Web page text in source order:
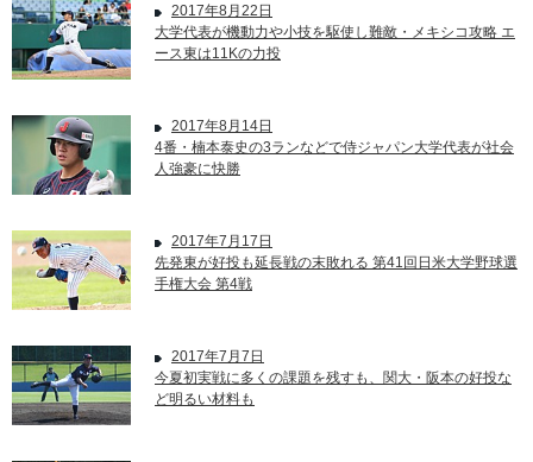
2017年8月22日
大学代表が機動力や小技を駆使し難敵・メキシコ攻略 エ
ース東は11Kの力投
2017年8月14日
4番・楠本泰史の3ランなどで侍ジャパン大学代表が社会
人強豪に快勝
2017年7月17日
先発東が好投も延長戦の末敗れる 第41回日米大学野球選
手権大会 第4戦
2017年7月7日
今夏初実戦に多くの課題を残すも、関大・阪本の好投な
ど明るい材料も